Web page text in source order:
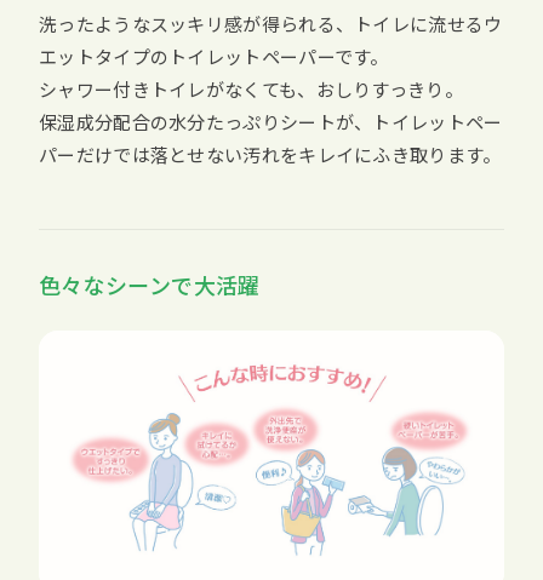
洗ったようなスッキリ感が得られる、トイレに流せるウ
エットタイプのトイレットペーパーです。
シャワー付きトイレがなくても、おしりすっきり。
保湿成分配合の水分たっぷりシートが、トイレットペー
パーだけでは落とせない汚れをキレイにふき取ります。
色々なシーンで大活躍